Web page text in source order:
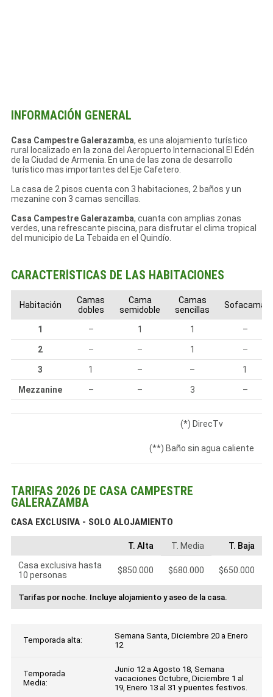
INFORMACIÓN GENERAL
Casa Campestre Galerazamba, es una alojamiento turístico
rural localizado en la zona del Aeropuerto Internacional El Edén
de la Ciudad de Armenia. En una de las zona de desarrollo
turístico mas importantes del Eje Cafetero.
La casa de 2 pisos cuenta con 3 habitaciones, 2 baños y un
mezanine con 3 camas sencillas.
Casa Campestre Galerazamba, cuanta con amplias zonas
verdes, una refrescante piscina, para disfrutar el clima tropical
del municipio de La Tebaida en el Quindío.
CARACTERÍSTICAS DE LAS HABITACIONES
Habitación
Camas
dobles
Cama
semidoble
Camas
sencillas
Sofacama
1 – 1 1 –
2 – – 1 –
3 1 – – 1
Mezzanine – – 3 –
(*) DirecTv
(**) Baño sin agua caliente
TARIFAS 2026 DE CASA CAMPESTRE
GALERAZAMBA
CASA EXCLUSIVA - SOLO ALOJAMIENTO
T. Alta T. Media
T. Baja
Casa exclusiva hasta
10 personas
$850.000 $680.000 $650.000
Tarifas por noche. Incluye alojamiento y aseo de la casa.
Temporada alta:
Semana Santa, Diciembre 20 a Enero
12
Temporada
Media:
Junio 12 a Agosto 18, Semana
vacaciones Octubre, Diciembre 1 al
19, Enero 13 al 31 y puentes festivos.